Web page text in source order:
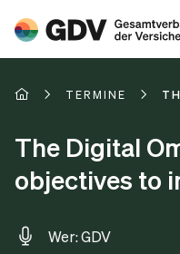
TERMINE
The Digital
objectives to
Wer: GDV